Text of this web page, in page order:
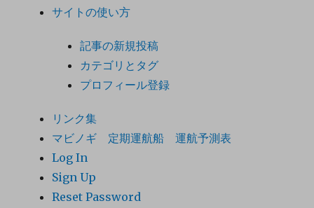
サイトの使い方
記事の新規投稿
カテゴリとタグ
プロフィール登録
リンク集
マビノギ 定期運航船 運航予測表
Log In
Sign Up
Reset Password